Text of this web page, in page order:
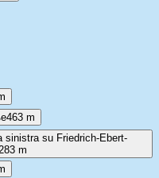
463 m
sinistra su Friedrich-Ebert-
m